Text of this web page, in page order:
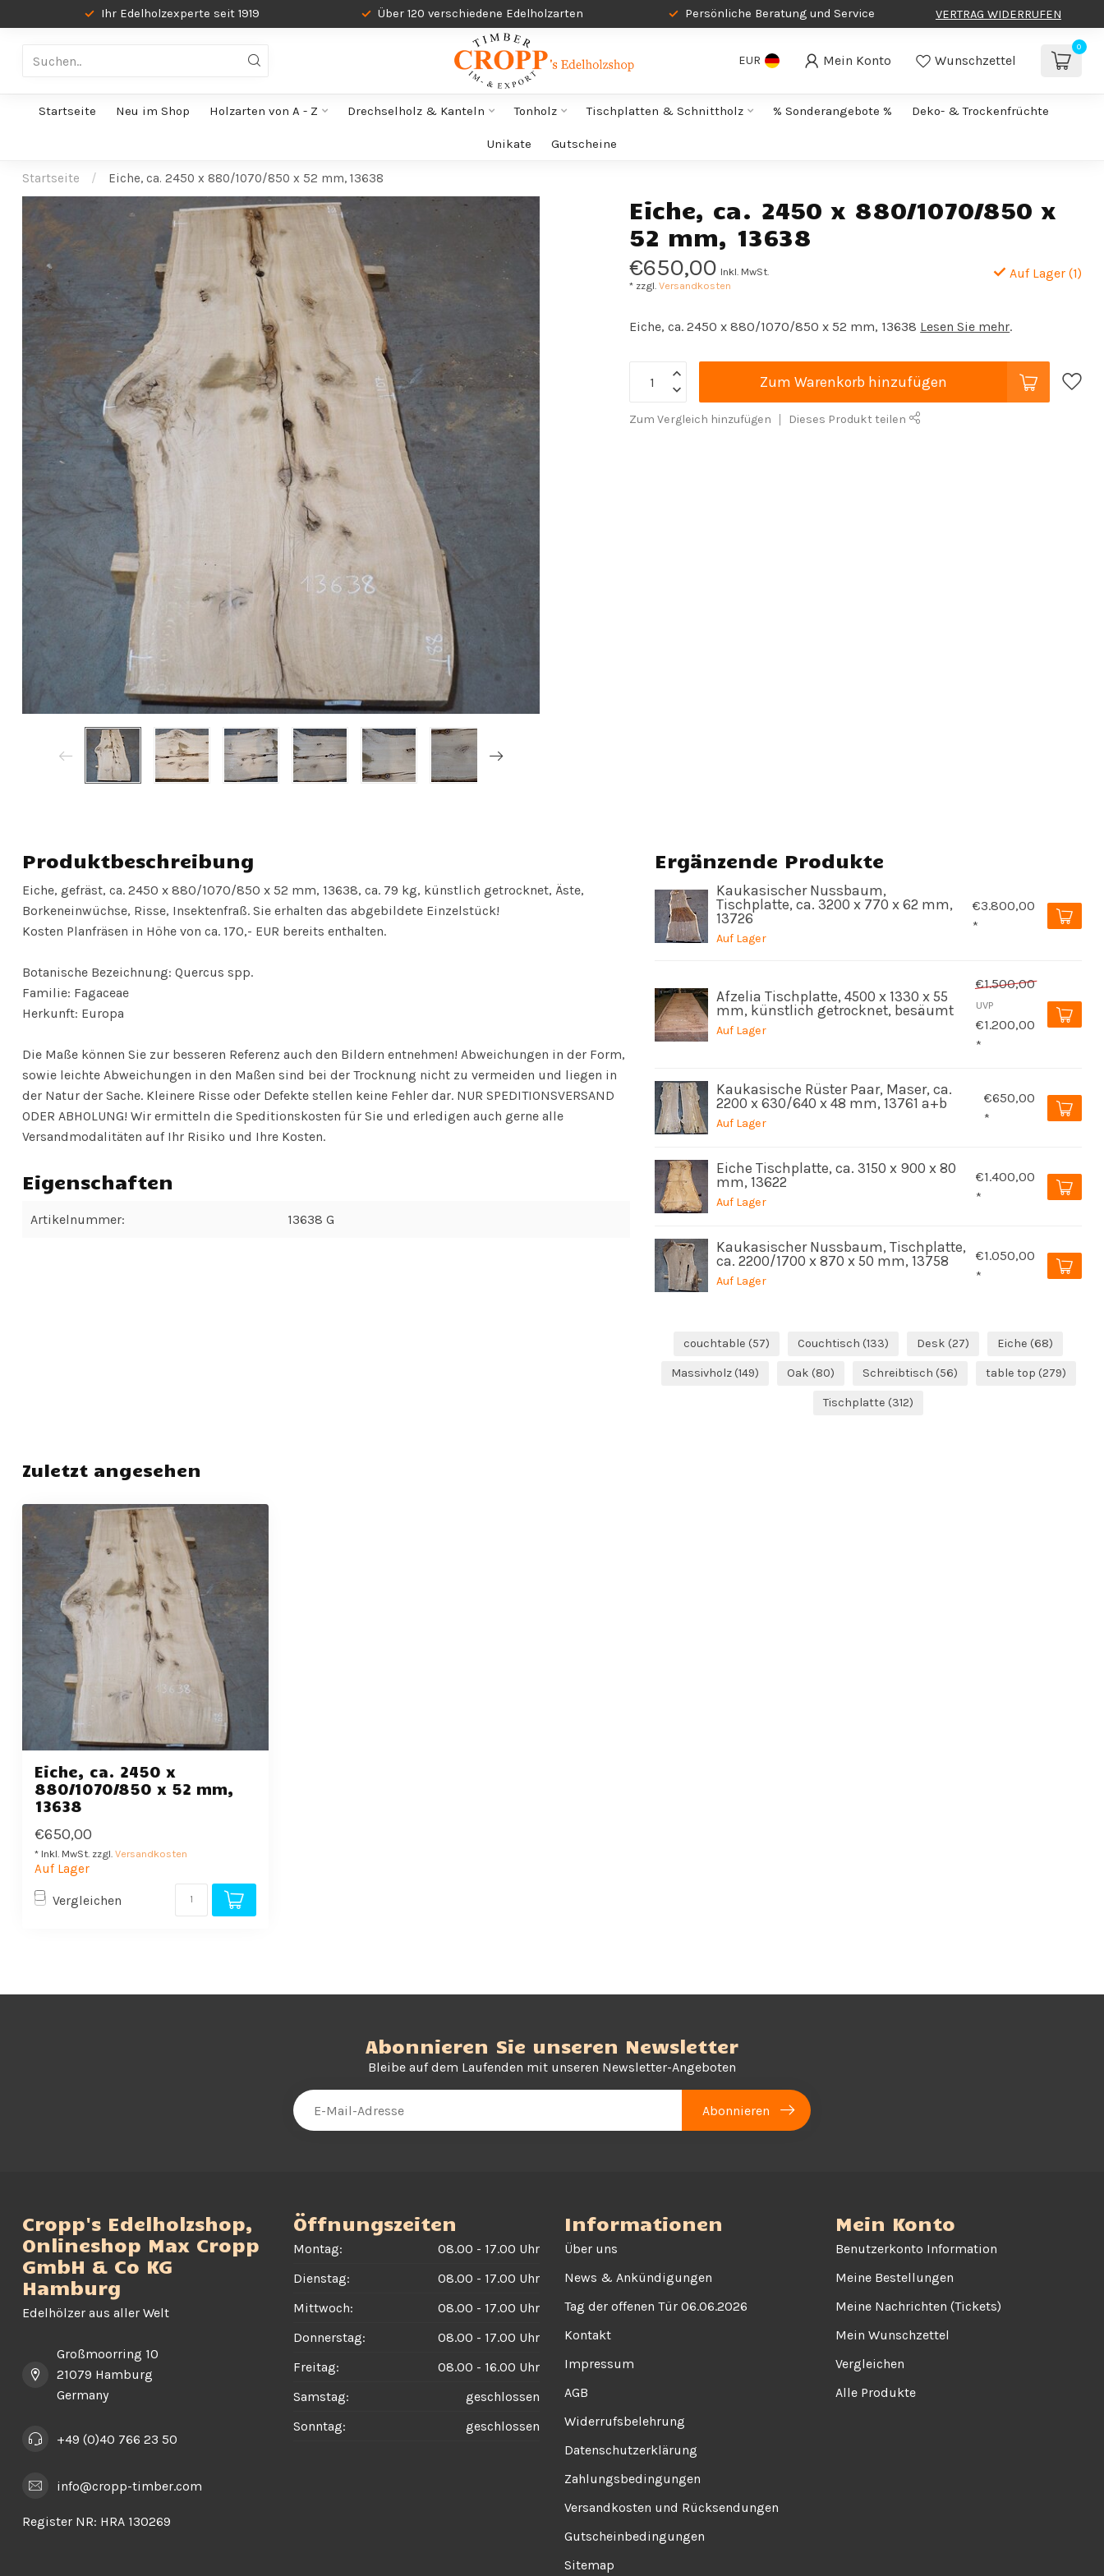
Ihr Edelholzexperte seit 1919 Über 120 verschiedene Edelholzarten Persönliche Beratung und Service VERTRAG WIDERRUFEN
EUR Mein Konto Wunschzettel
0
Startseite Neu im Shop Holzarten von A - Z Drechselholz & Kanteln Tonholz Tischplatten & Schnittholz % Sonderangebote % Deko- & Trockenfrüchte
Unikate Gutscheine
Startseite / Eiche, ca. 2450 x 880/1070/850 x 52 mm, 13638
Eiche, ca. 2450 x 880/1070/850 x
52 mm, 13638
€650,00 Inkl. MwSt.
* zzgl.Versandkosten
Auf Lager (1)
Eiche, ca. 2450 x 880/1070/850 x 52 mm, 13638 Lesen Sie mehr.
Zum Warenkorb hinzufügen
Zum Vergleich hinzufügen Dieses Produkt teilen
Produktbeschreibung
Eiche, gefräst, ca. 2450 x 880/1070/850 x 52 mm, 13638, ca. 79 kg, künstlich getrocknet, Äste,
Borkeneinwüchse, Risse, Insektenfraß. Sie erhalten das abgebildete Einzelstück!
Kosten Planfräsen in Höhe von ca. 170,- EUR bereits enthalten.
Botanische Bezeichnung: Quercus spp.
Familie: Fagaceae
Herkunft: Europa
Die Maße können Sie zur besseren Referenz auch den Bildern entnehmen! Abweichungen in der Form,
sowie leichte Abweichungen in den Maßen sind bei der Trocknung nicht zu vermeiden und liegen in
der Natur der Sache. Kleinere Risse oder Defekte stellen keine Fehler dar. NUR SPEDITIONSVERSAND
ODER ABHOLUNG! Wir ermitteln die Speditionskosten für Sie und erledigen auch gerne alle
Versandmodalitäten auf Ihr Risiko und Ihre Kosten.
Eigenschaften
Artikelnummer: 13638 G
Ergänzende Produkte
Kaukasischer Nussbaum,
Tischplatte, ca. 3200 x 770 x 62 mm,
13726
Auf Lager
€3.800,00
*
Afzelia Tischplatte, 4500 x 1330 x 55
mm, künstlich getrocknet, besäumt
Auf Lager
€1.500,00
UVP
€1.200,00
*
Kaukasische Rüster Paar, Maser, ca.
2200 x 630/640 x 48 mm, 13761 a+b
Auf Lager
€650,00
*
Eiche Tischplatte, ca. 3150 x 900 x 80
mm, 13622
Auf Lager
€1.400,00
*
Kaukasischer Nussbaum, Tischplatte,
ca. 2200/1700 x 870 x 50 mm, 13758
Auf Lager
€1.050,00
*
couchtable (57) Couchtisch (133) Desk (27) Eiche (68)
Massivholz (149) Oak (80) Schreibtisch (56) table top (279)
Tischplatte (312)
Zuletzt angesehen
Eiche, ca. 2450 x
880/1070/850 x 52 mm,
13638
€650,00
* Inkl. MwSt. zzgl. Versandkosten
Auf Lager
Vergleichen
Abonnieren Sie unseren Newsletter
Bleibe auf dem Laufenden mit unseren Newsletter-Angeboten
Abonnieren
Cropp's Edelholzshop,
Onlineshop Max Cropp
GmbH & Co KG
Hamburg
Edelhölzer aus aller Welt
Großmoorring 10
21079 Hamburg
Germany
+49 (0)40 766 23 50
info@cropp-timber.com
Register NR: HRA 130269
Öffnungszeiten
Montag:
08.00 - 17.00 Uhr
Dienstag:
08.00 - 17.00 Uhr
Mittwoch:
08.00 - 17.00 Uhr
Donnerstag:
08.00 - 17.00 Uhr
Freitag:
08.00 - 16.00 Uhr
Samstag:
geschlossen
Sonntag:
geschlossen
Informationen
Über uns
News & Ankündigungen
Tag der offenen Tür 06.06.2026
Kontakt
Impressum
AGB
Widerrufsbelehrung
Datenschutzerklärung
Zahlungsbedingungen
Versandkosten und Rücksendungen
Gutscheinbedingungen
Sitemap
Mein Konto
Benutzerkonto Information
Meine Bestellungen
Meine Nachrichten (Tickets)
Mein Wunschzettel
Vergleichen
Alle Produkte